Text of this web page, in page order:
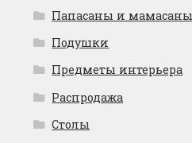
Папасаны и мамасаны
Подушки
Предметы интерьера
Распродажа
Столы